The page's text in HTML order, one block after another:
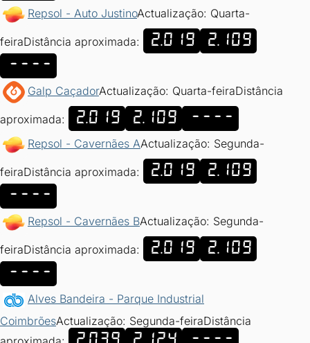
Repsol - Auto JustinoActualização: Quarta-
feiraDistância aproximada: 2.019
2.109
----
Galp CaçadorActualização: Quarta-feiraDistância
aproximada: 2.019 2.109 ----
Repsol - Cavernães AActualização: Segunda-
feiraDistância aproximada: 2.019
2.109
----
Repsol - Cavernães BActualização: Segunda-
feiraDistância aproximada: 2.019
2.109
----
Alves Bandeira - Parque Industrial
CoimbrõesActualização: Segunda-feiraDistância